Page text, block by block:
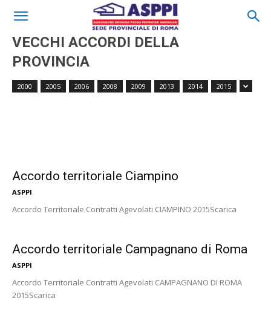
VECCHI ACCORDI DELLA
PROVINCIA
2000 2005 2006 2008 2009 2013 2014 2015
Accordo territoriale Fiumicino
Accordo territoriale Anguillara Sabazia
Accordo territoriale Civitavecchia
Accordo territoriale Ciampino
ASPPI
Accordo Territoriale Contratti Agevolati CIAMPINO 2015Scarica
Accordo territoriale Campagnano di Roma
ASPPI
Accordo Territoriale Contratti Agevolati CAMPAGNANO DI ROMA
2015Scarica